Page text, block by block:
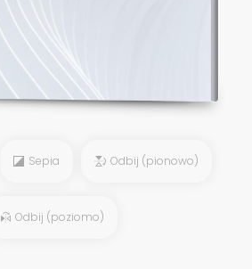
Sepia Odbij (pionowo)
Odbij (poziomo)